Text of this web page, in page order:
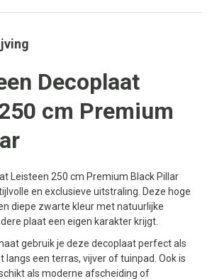
Decoplaat
cm Premium
Leisteen 250 cm Premium Black Pillar
en exclusieve uitstraling. Deze hoge
diepe zwarte kleur met natuurlijke
plaat een eigen karakter krijgt.
gebruik je deze decoplaat perfect als
langs een terras, vijver of tuinpad. Ook is
als moderne afscheiding of